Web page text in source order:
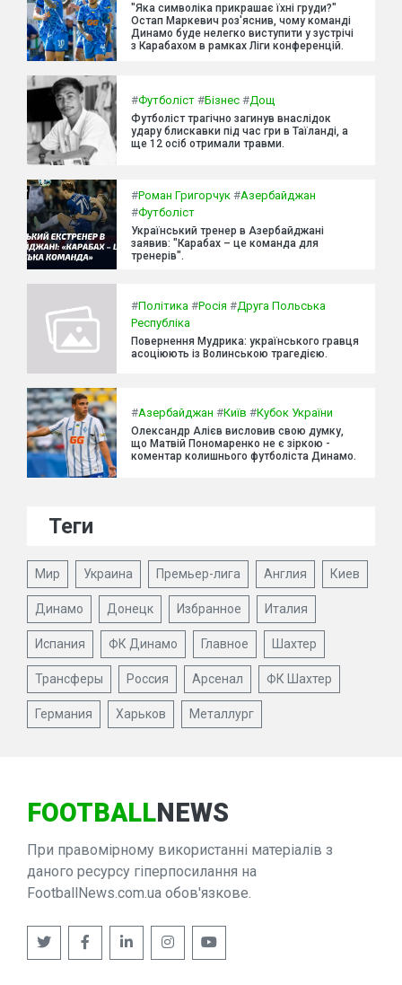
"Яка символіка прикрашає їхні груди?"
Остап Маркевич роз'яснив, чому команді
Динамо буде нелегко виступити у зустрічі
з Карабахом в рамках Ліги конференцій.
#Футболіст #Бізнес #Дощ
Футболіст трагічно загинув внаслідок
удару блискавки під час гри в Таїланді, а
ще 12 осіб отримали травми.
#Роман Григорчук #Азербайджан
#Футболіст
Український тренер в Азербайджані
заявив: "Карабах – це команда для
тренерів".
#Політика #Росія #Друга Польська
Республіка
Повернення Мудрика: українського гравця
асоціюють із Волинською трагедією.
#Азербайджан #Київ #Кубок України
Олександр Алієв висловив свою думку,
що Матвій Пономаренко не є зіркою -
коментар колишнього футболіста Динамо.
Теги
Мир Украина Премьер-лига Англия Киев
Динамо Донецк Избранное Италия
Испания ФК Динамо Главное Шахтер
Трансферы Россия Арсенал ФК Шахтер
Германия Харьков Металлург
FOOTBALLNEWS
При правомірному використанні матеріалів з
даного ресурсу гіперпосилання на
FootballNews.com.ua обов'язкове.